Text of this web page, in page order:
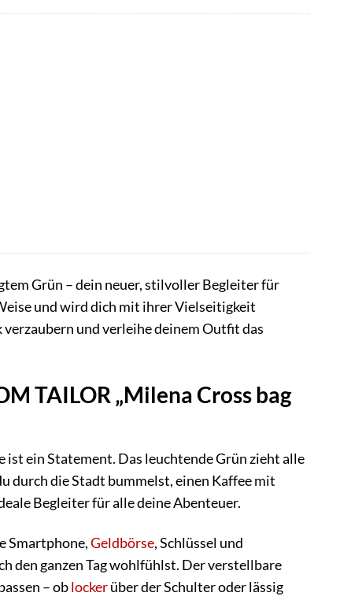
Grün – dein neuer, stilvoller Begleiter für
und wird dich mit ihrer Vielseitigkeit
und verleihe deinem Outfit das
TAILOR „Milena Cross bag
ist ein Statement. Das leuchtende Grün zieht alle
durch die Stadt bummelst, einen Kaffee mit
Begleiter für alle deine Abenteuer.
Smartphone,Geldbörse, Schlüssel und
den ganzen Tag wohlfühlst. Der verstellbare
– oblockerüber der Schulter oder lässig